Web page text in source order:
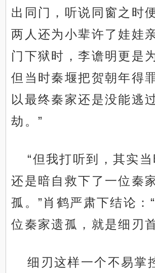
出同门，听说同窗之时
两人还为小辈许了娃娃
门下狱时，李谵明更是
但当时秦堰把贺朝年得
以最终秦家还是没能逃
劫。”
“但我打听到，其实当
还是暗自救下了一位秦
孤。”肖鹤严肃下结论：
位秦家遗孤，就是细刃
细刃这样一个不易掌